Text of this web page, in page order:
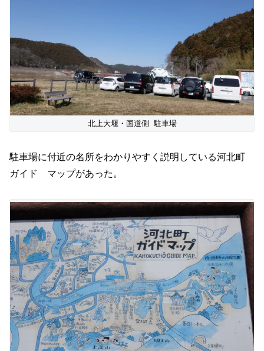
北上大堰・国道側 駐車場
駐車場に付近の名所をわかりやすく説明している河北町
ガイド マップがあった。